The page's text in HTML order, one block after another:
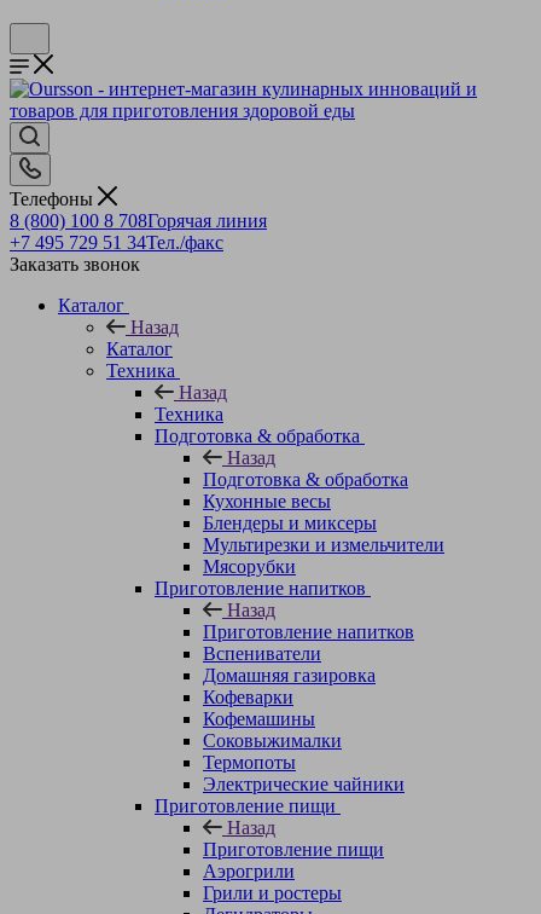
Телефоны
8 (800) 100 8 708Горячая линия
+7 495 729 51 34Тел./факс
Заказать звонок
Каталог
Назад
Каталог
Техника
Назад
Техника
Подготовка & обработка
Назад
Подготовка & обработка
Кухонные весы
Блендеры и миксеры
Мультирезки и измельчители
Мясорубки
Приготовление напитков
Назад
Приготовление напитков
Вспениватели
Домашняя газировка
Кофеварки
Кофемашины
Соковыжималки
Термопоты
Электрические чайники
Приготовление пищи
Назад
Приготовление пищи
Аэрогрили
Грили и ростеры